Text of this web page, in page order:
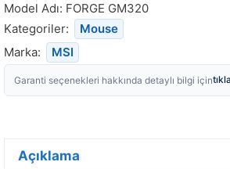
Model Adı: FORGE GM320
Kategoriler:
Mouse
Marka:
MSI
Garanti seçenekleri hakkında detaylı bilgi için
Açıklama